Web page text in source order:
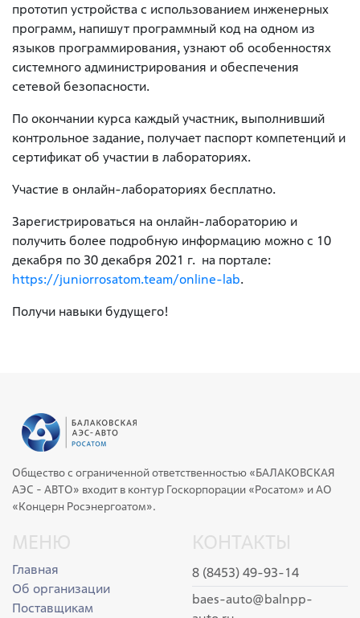
прототип устройства с использованием инженерных
программ, напишут программный код на одном из
языков программирования, узнают об особенностях
системного администрирования и обеспечения
сетевой безопасности.
По окончании курса каждый участник, выполнивший
контрольное задание, получает паспорт компетенций и
сертификат об участии в лабораториях.
Участие в онлайн-лабораториях бесплатно.
Зарегистрироваться на онлайн-лабораторию и
получить более подробную информацию можно с 10
декабря по 30 декабря 2021 г. на портале:
https://juniorrosatom.team/online-lab.
Получи навыки будущего!
Общество с ограниченной ответственностью «БАЛАКОВСКАЯ
АЭС - АВТО» входит в контур Госкорпорации «Росатом» и АО
«Концерн Росэнергоатом».
МЕНЮ
Главная
Об организации
Поставщикам
КОНТАКТЫ
8 (8453) 49-93-14
baes-auto@balnpp-